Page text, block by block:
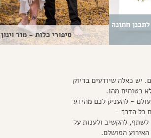
חתונה
סיפורי כלות - מור וינון
יש כאלה שיודעים בדיוק
בטוחים מהו.
- להעניק לכם מהידע
כל הדרך -
לשתף, להקשיב ולענות על
המושלם.